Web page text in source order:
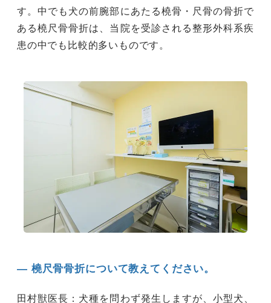
す。中でも犬の前腕部にあたる橈骨・尺骨の骨折で
ある橈尺骨骨折は、当院を受診される整形外科系疾
患の中でも比較的多いものです。
― 橈尺骨骨折について教えてください。
田村獣医長：犬種を問わず発生しますが、小型犬、